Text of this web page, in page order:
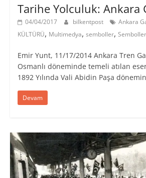
Tarihe Yolculuk: Ankara
04/04/2017 bilkentpost Ankara
KÜLTÜRÜ, Multimedya, semboller, Semboller
Emir Yunt, 11/17/2014 Ankara Tren
Osmanlı döneminde temeli atılan
1892 Yılında Vali Abidin Paşa
Devam